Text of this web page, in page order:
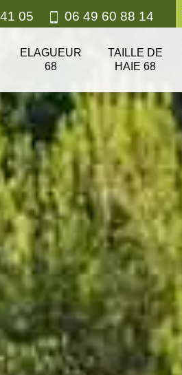
05 06 49 60 88 14
ELAGUEUR
68
TAILLE DE
HAIE 68